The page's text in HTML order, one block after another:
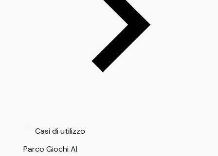
Casi di utilizzo
Parco Giochi AI